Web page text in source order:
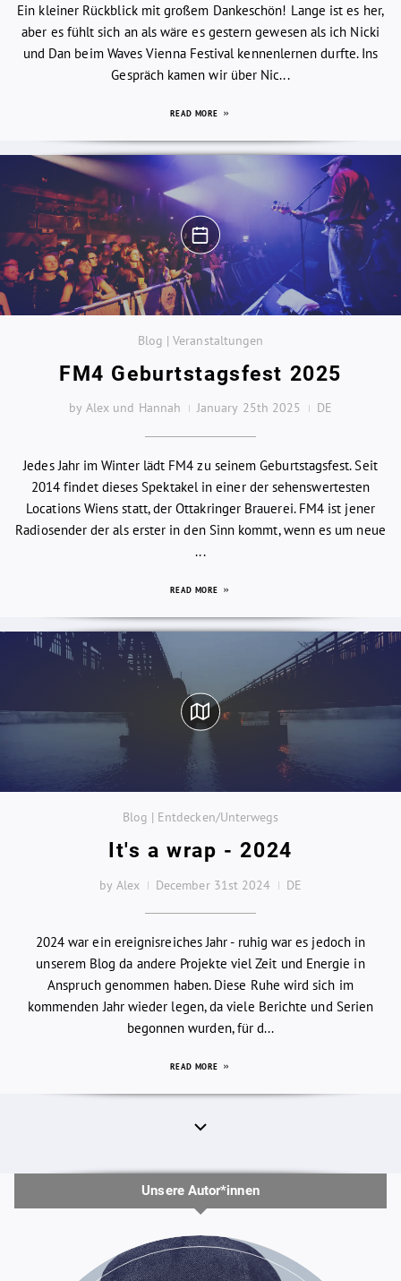
Ein kleiner Rückblick mit großem Dankeschön! Lange ist es her,
aber es fühlt sich an als wäre es gestern gewesen als ich Nicki
und Dan beim Waves Vienna Festival kennenlernen durfte. Ins
Gespräch kamen wir über Nic...
READ MORE
Blog | Veranstaltungen
FM4 Geburtstagsfest 2025
by Alex und Hannah January 25th 2025 DE
Jedes Jahr im Winter lädt FM4 zu seinem Geburtstagsfest. Seit
2014 findet dieses Spektakel in einer der sehenswertesten
Locations Wiens statt, der Ottakringer Brauerei. FM4 ist jener
Radiosender der als erster in den Sinn kommt, wenn es um neue
...
READ MORE
Blog | Entdecken/Unterwegs
It's a wrap - 2024
by Alex December 31st 2024 DE
2024 war ein ereignisreiches Jahr - ruhig war es jedoch in
unserem Blog da andere Projekte viel Zeit und Energie in
Anspruch genommen haben. Diese Ruhe wird sich im
kommenden Jahr wieder legen, da viele Berichte und Serien
begonnen wurden, für d...
READ MORE
Unsere Autor*innen